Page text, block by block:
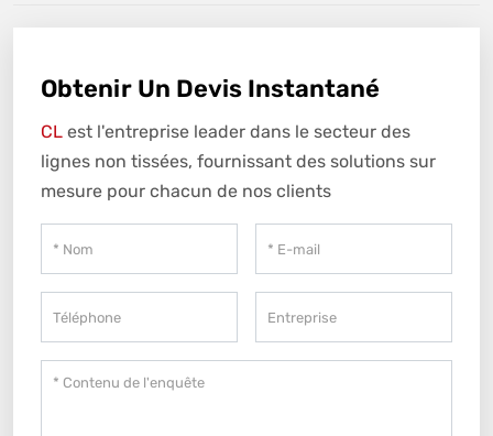
Obtenir Un Devis Instantané
CL est l'entreprise leader dans le secteur des
lignes non tissées, fournissant des solutions sur
mesure pour chacun de nos clients